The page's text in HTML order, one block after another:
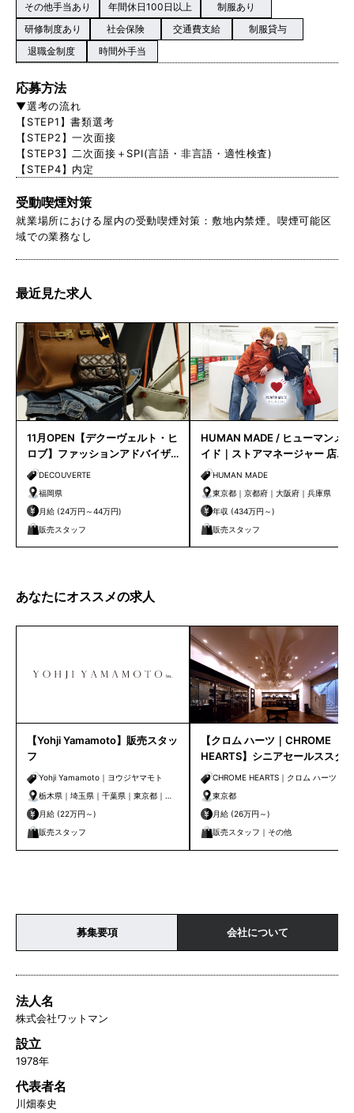
その他手当あり 年間休日100日以上
制服あり
研修制度あり
社会保険 交通費支給
制服貸与
退職金制度
時間外手当
応募方法
▼選考の流れ
【STEP1】書類選考
【STEP2】一次面接
【STEP3】二次面接＋SPI(言語・非言語・適性検査)
【STEP4】内定
受動喫煙対策
就業場所における屋内の受動喫煙対策：敷地内禁煙。喫煙可能区
域での業務なし
最近見た求人
11月OPEN【デクーヴェルト・ヒ
ロブ】ファッションアドバイザ
ー｜天神店
DECOUVERTE
福岡県
月給 (24万円～44万円)
販売スタッフ
HUMAN MADE / ヒューマンメ
イド｜ストアマネージャー 店長
候補HUMAN MADE
東京都｜京都府｜大阪府｜兵庫県
年収 (434万円～)
販売スタッフ
あなたにオススメの求人
【Yohji Yamamoto】販売スタッ
フ
Yohji Yamamoto｜ヨウジヤマモト
栃木県｜埼玉県｜千葉県｜東京都｜神
奈川県｜新潟県｜愛知県｜京都府｜大
阪府｜兵庫県｜和歌山県｜広島県｜徳
月給 (22万円～)
販売スタッフ
【クロム ハーツ｜CHROME
HEARTS】シニアセールススタ
ッフ ※東京
CHROME HEARTS｜クロム ハーツ
東京都
月給 (26万円～)
販売スタッフ｜その他
募集要項 会社について
法人名
株式会社ワットマン
設立
1978年
代表者名
川畑泰史